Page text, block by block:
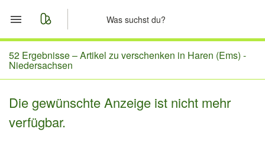
Start
Merkliste
Nachrichten
52 Ergebnisse –Artikel zu verschenken in Haren (Ems) -
Niedersachsen
Die gewünschte Anzeige ist nicht mehr
verfügbar.